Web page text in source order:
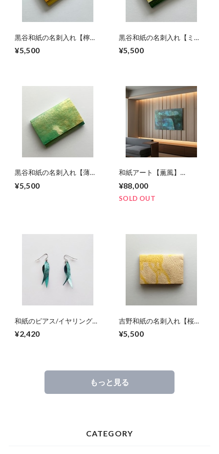
黒谷和紙の名刺入れ【檸
¥5,500
黒谷和紙の名刺入れ【ミモ
¥5,500
黒谷和紙の名刺入れ【薄萌
¥5,500
和紙アート【薫風】
¥88,000
SOLD OUT
和紙のピアス/イヤリング
¥2,420
吉野和紙の名刺入れ【桜
¥5,500
もっと見る
CATEGORY